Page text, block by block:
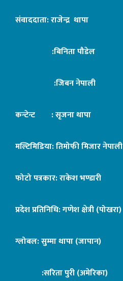
संवाददाता: राजेन्द्र थापा
:बिनिता पौडेल
:जिबन नेपाली
कन्टेन्ट : सृजना थापा
मल्टिमिडिया: तिमोफी मिजार नेपाली
फोटो पत्रकार: राकेश भण्डारी
प्रदेश प्रतिनिधि: गणेश क्षेत्री (पोखरा)
ग्लोबल: सुम्मा थापा (जापान)
:सरिता पुरी (अमेरिका)